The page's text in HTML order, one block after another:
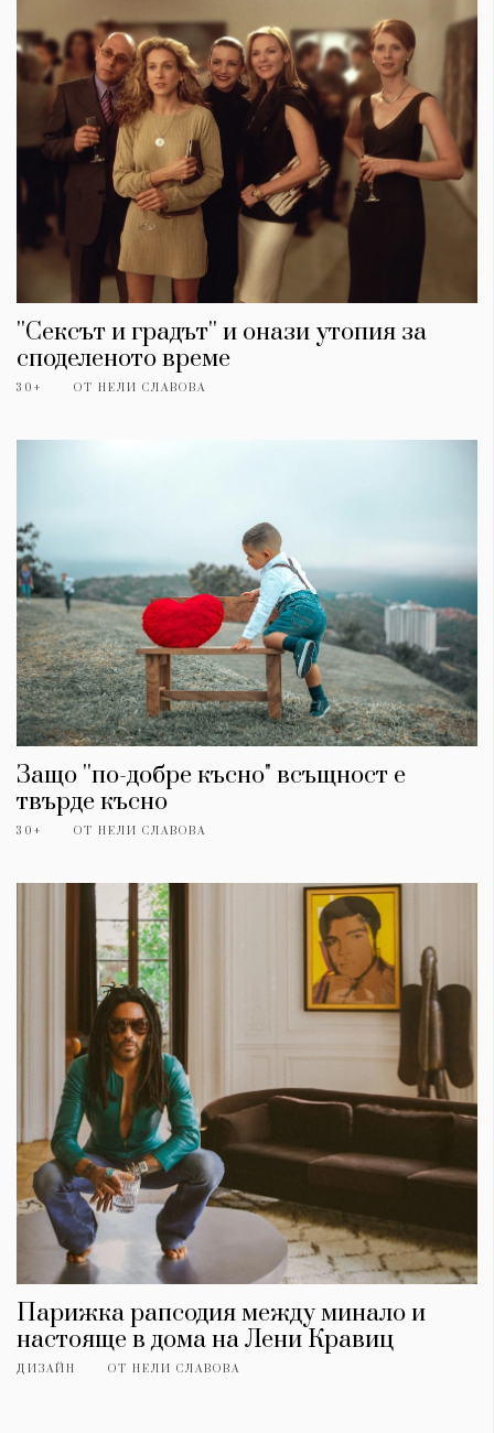
''Сексът и градът'' и онази утопия за
споделеното време
30+ ОТ НЕЛИ СЛАВОВА
Защо ''по-добре късно" всъщност е
твърде късно
30+ ОТ НЕЛИ СЛАВОВА
Парижка рапсодия между минало и
настояще в дома на Лени Кравиц
ДИЗАЙН ОТ НЕЛИ СЛАВОВА
КАТЕГОРИИ
Wine&Dine
Wellness
ЗА НАС
Политика за
поверителност
ModerenDom
СЛЕДВАЙТЕ НИ
Facebook Instagram
Pinterest
YouTube
Spotify Soundcloud
Ако нашият сайт ви харесва, можете да се абонирате за
седмичния ни нюзлетър тук: